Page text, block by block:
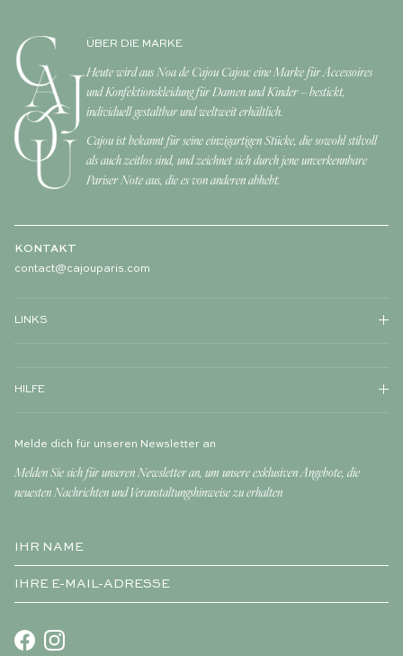
ÜBER DIE MARKE
Heute wird aus Noa de Cajou Cajou: eine Marke für Accessoires
und Konfektionskleidung für Damen und Kinder – bestickt,
individuell gestaltbar und weltweit erhältlich.
Cajou ist bekannt für seine einzigartigen Stücke, die sowohl stilvoll
als auch zeitlos sind, und zeichnet sich durch jene unverkennbare
Pariser Note aus, die es von anderen abhebt.
KONTAKT
contact@cajouparis.com
LINKS
HILFE
Melde dich für unseren Newsletter an
Melden Sie sich für unseren Newsletter an, um unsere exklusiven Angebote, die
neuesten Nachrichten und Veranstaltungshinweise zu erhalten
FacebookInstagram